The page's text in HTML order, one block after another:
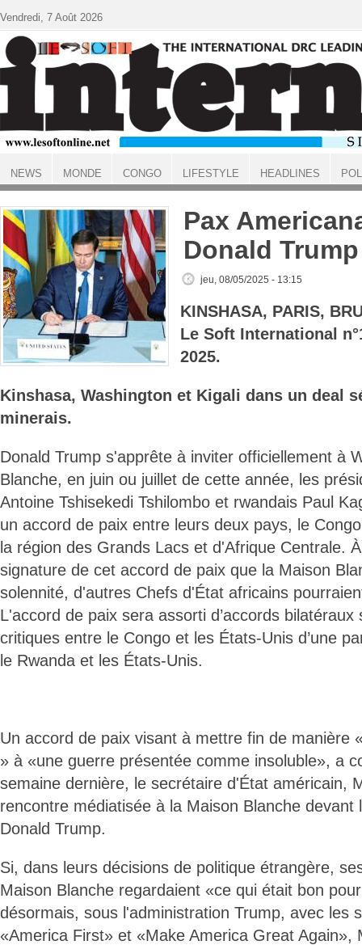
ACCUEIL
Pax
Donald Trump
jeu, 08/05/2025 - 13:15
KINSHASA, PARIS,
Le Soft International
2025.
Kinshasa, Washington et Kigali dans un deal
minerais.
Donald Trump s'apprête à inviter officiellement à
Blanche, en juin ou juillet de cette année, les
Antoine Tshisekedi Tshilombo et rwandais Paul
un accord de paix entre leurs deux pays, le
la région des Grands Lacs et d'Afrique Centrale.
signature de cet accord de paix que la Maison
solennité, d'autres Chefs d'État africains
L'accord de paix sera assorti d’accords bilatéraux
critiques entre le Congo et les États-Unis d’une
le Rwanda et les États-Unis.
Un accord de paix visant à mettre fin de manière
» à «une guerre présentée comme insoluble», a
semaine dernière, le secrétaire d'État américain,
rencontre médiatisée à la Maison Blanche devant
Donald Trump.
Si, dans leurs décisions de politique étrangère,
Maison Blanche regardaient «ce qui était bon
désormais, sous l'administration Trump, avec les
«America First» et «Make America Great Again»,
Vendredi, 7 Août 2026
NEWS MONDE CONGO LIFESTYLE HEADLINES